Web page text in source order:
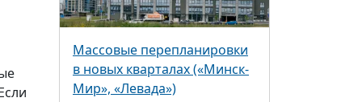
Массовые перепланировки
в новых кварталах («Минск-
Мир», «Левада»)